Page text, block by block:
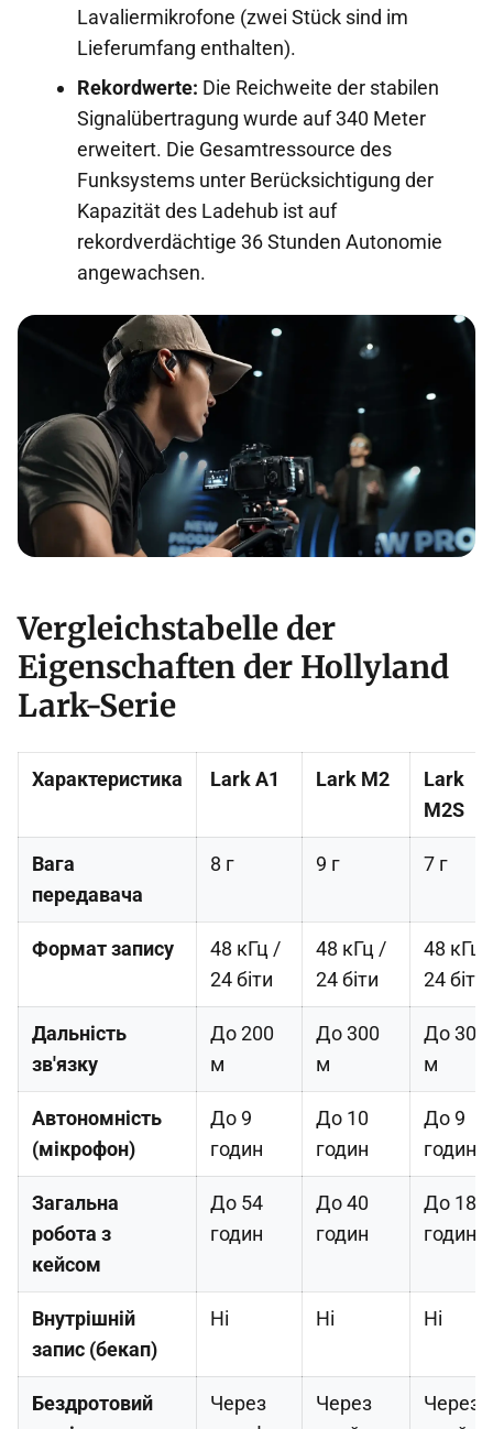
Lavaliermikrofone (zwei Stück sind im
Lieferumfang enthalten).
Rekordwerte: Die Reichweite der stabilen
Signalübertragung wurde auf 340 Meter
erweitert. Die Gesamtressource des
Funksystems unter Berücksichtigung der
Kapazität des Ladehub ist auf
rekordverdächtige 36 Stunden Autonomie
angewachsen.
Vergleichstabelle der
Eigenschaften der Hollyland
Lark-Serie
Характеристика Lark A1 Lark M2
Lark
M2S
Вага
передавача
8 г 9 г 7 г
Формат запису
48 кГц /
24 біти
48 кГц /
24 біти
48 кГц /
24 біти
Дальність
зв'язку
До 200
м
До 300
м
До 300
м
Автономність
(мікрофон)
До 9
годин
До 10
годин
До 9
годин
Загальна
робота з
кейсом
До 54
годин
До 40
годин
До 18
годин
Внутрішній
запис (бекап)
Ні Ні Ні
Бездротовий
Через
Через
Через